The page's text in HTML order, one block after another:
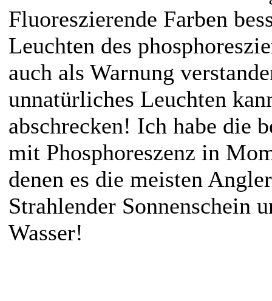
Fluoreszierende Farben
Leuchten des
auch als Warnung
unnatürliches Leuchten
abschrecken! Ich habe die
mit Phosphoreszenz in
denen es die meisten
Strahlender Sonnenschein
Wasser!